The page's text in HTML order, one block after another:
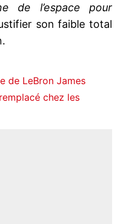
de l’espace pour
son faible total
de LeBron James
chez les